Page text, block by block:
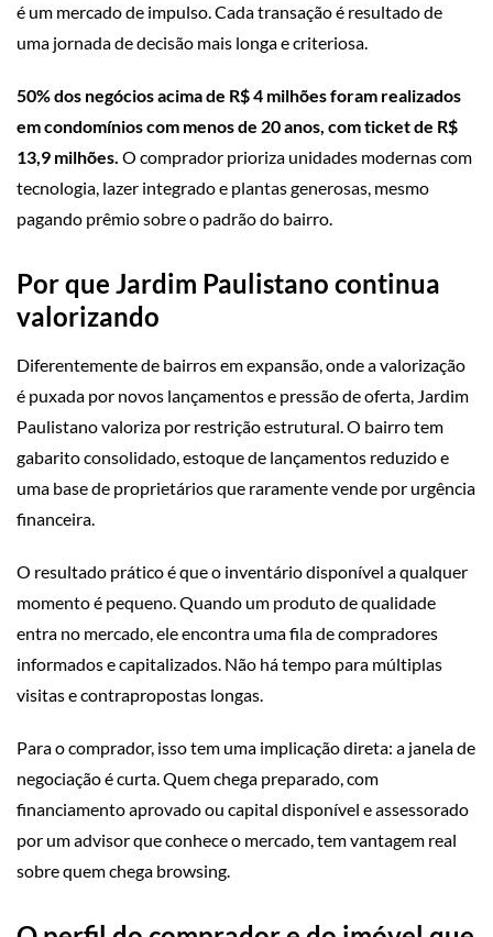
é um mercado de impulso. Cada transação é resultado de
uma jornada de decisão mais longa e criteriosa.
50% dos negócios acima de R$ 4 milhões foram realizados
em condomínios com menos de 20 anos, com ticket de R$
13,9 milhões. O comprador prioriza unidades modernas com
tecnologia, lazer integrado e plantas generosas, mesmo
pagando prêmio sobre o padrão do bairro.
Por que Jardim Paulistano continua
valorizando
Diferentemente de bairros em expansão, onde a valorização
é puxada por novos lançamentos e pressão de oferta, Jardim
Paulistano valoriza por restrição estrutural. O bairro tem
gabarito consolidado, estoque de lançamentos reduzido e
uma base de proprietários que raramente vende por urgência
financeira.
O resultado prático é que o inventário disponível a qualquer
momento é pequeno. Quando um produto de qualidade
entra no mercado, ele encontra uma fila de compradores
informados e capitalizados. Não há tempo para múltiplas
visitas e contrapropostas longas.
Para o comprador, isso tem uma implicação direta: a janela de
negociação é curta. Quem chega preparado, com
financiamento aprovado ou capital disponível e assessorado
por um advisor que conhece o mercado, tem vantagem real
sobre quem chega browsing.